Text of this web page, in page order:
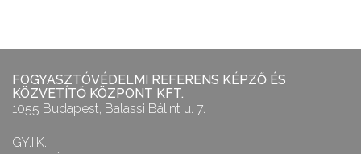
FOGYASZTÓVÉDELMI REFERENS KÉPZŐ ÉS
KÖZVETÍTŐ KÖZPONT KFT.
1055 Budapest, Balassi Bálint u. 7.
GY.I.K.